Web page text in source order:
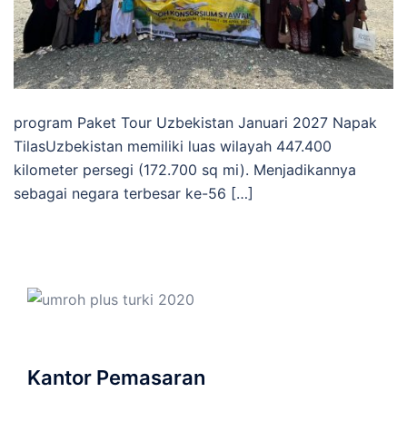
program Paket Tour Uzbekistan Januari 2027 Napak
TilasUzbekistan memiliki luas wilayah 447.400
kilometer persegi (172.700 sq mi). Menjadikannya
sebagai negara terbesar ke-56 […]
Kantor Pemasaran